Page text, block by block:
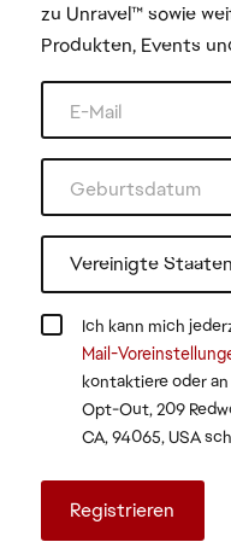
Ich kann mich
Mail-
kontaktiere oder an
Opt-Out, 209
CA, 94065, USA
zu Unravel™ sowie
Produkten, Events